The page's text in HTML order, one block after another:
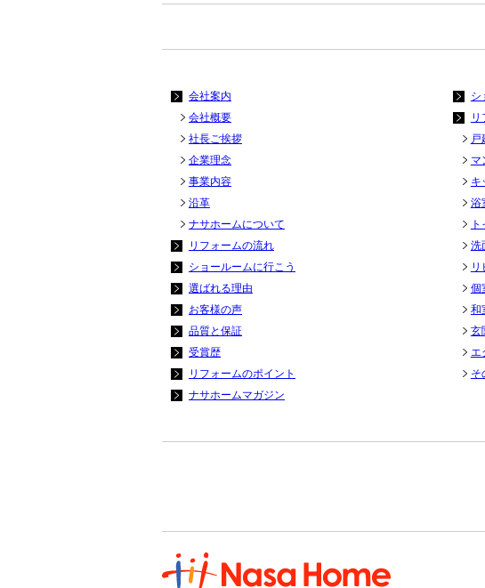
会社案内
会社概要
社長ご挨拶
企業理念
事業内容
沿革
ナサホームについて
リフォームの流れ
ショールームに行こう
選ばれる理由
お客様の声
品質と保証
受賞歴
リフォームのポイント
ナサホームマガジン
シ
リ
戸
マ
キ
浴
洗
リ
個
和
玄
エ
そ